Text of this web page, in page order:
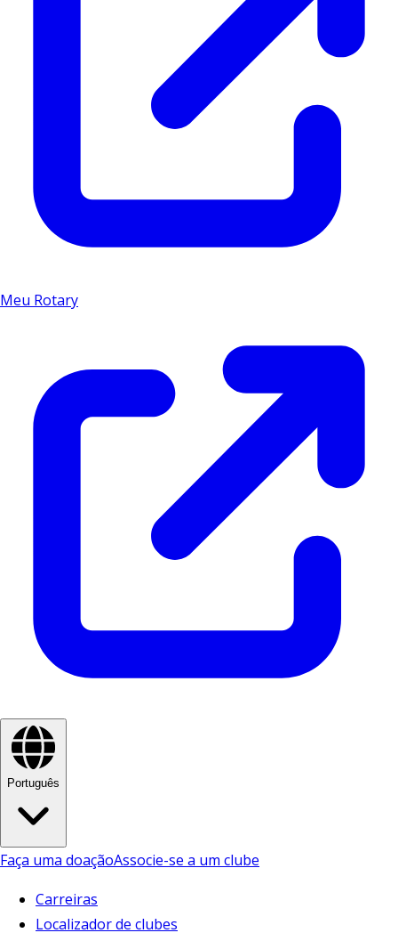
Meu Rotary
Português
Faça uma doaçãoAssocie-se a um clube
Carreiras
Localizador de clubes